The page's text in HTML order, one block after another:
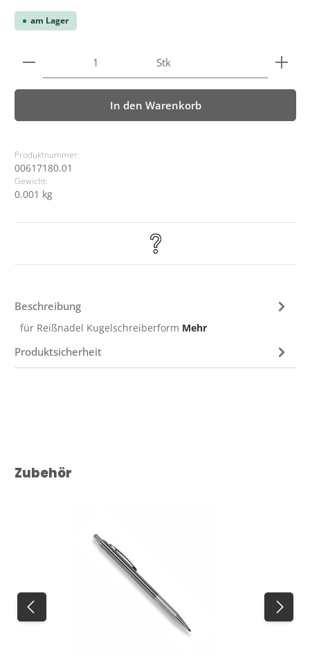
am Lager
Produkt Anzahl: Gib den gewünschten Wert ein
Stk
In den Warenkorb
Produktnummer:
00617180.01
Gewicht:
0.001 kg
Beschreibung
für Reißnadel Kugelschreiberform Mehr
Produktsicherheit
Produktgalerie überspringen
Zubehör